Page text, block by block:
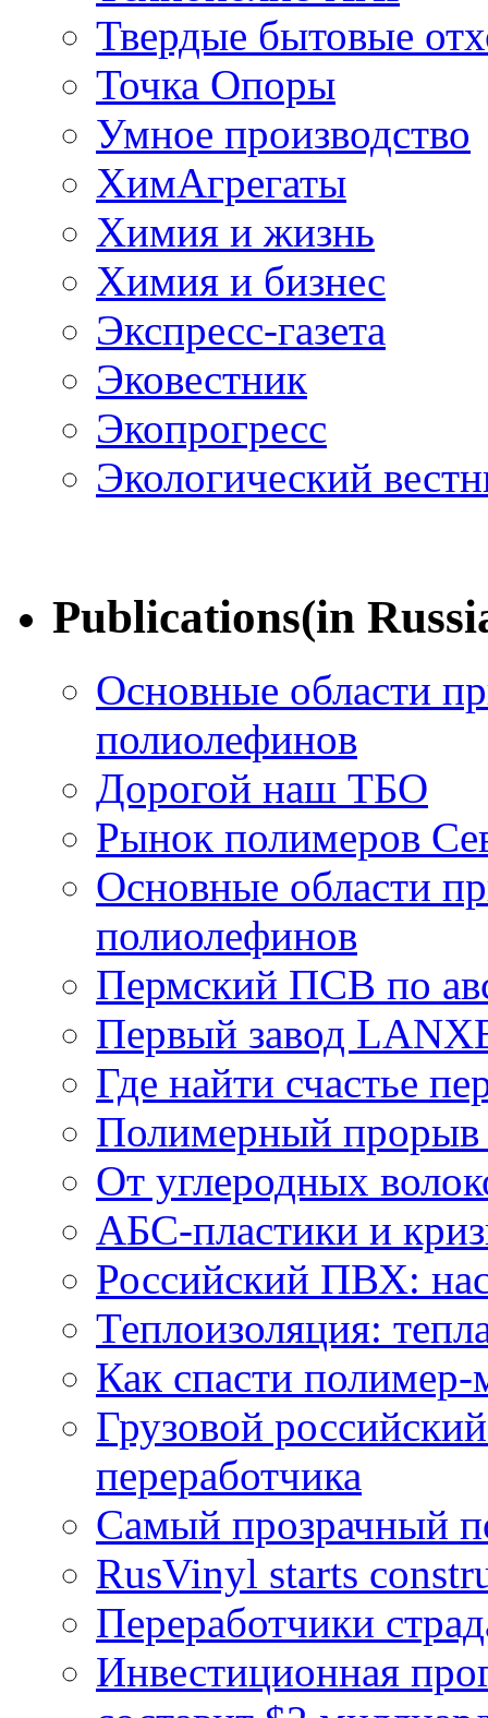
Твердые бытовые
Точка Опоры
Умное производство
ХимАгрегаты
Химия и жизнь
Химия и бизнес
Экспресс-газета
Эковестник
Экопрогресс
Экологический
Publications(in
Основные области
полиолефинов
Дорогой наш ТБО
Рынок полимеров
Основные области
полиолефинов
Пермский ПСВ по
Первый завод
Где найти счастье
Полимерный
От углеродных
АБС-пластики и
Российский ПВХ:
Теплоизоляция:
Как спасти полимер-
Грузовой
переработчика
Самый прозрачный
RusVinyl starts
Переработчики
Инвестиционная